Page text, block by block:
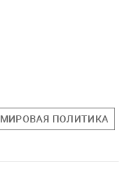
МИРОВАЯ ПОЛИТИКА